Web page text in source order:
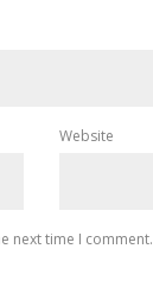
Website
next time I comment.